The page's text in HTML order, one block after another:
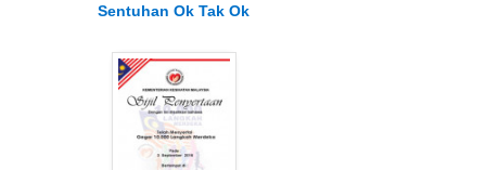
Sentuhan Ok Tak Ok